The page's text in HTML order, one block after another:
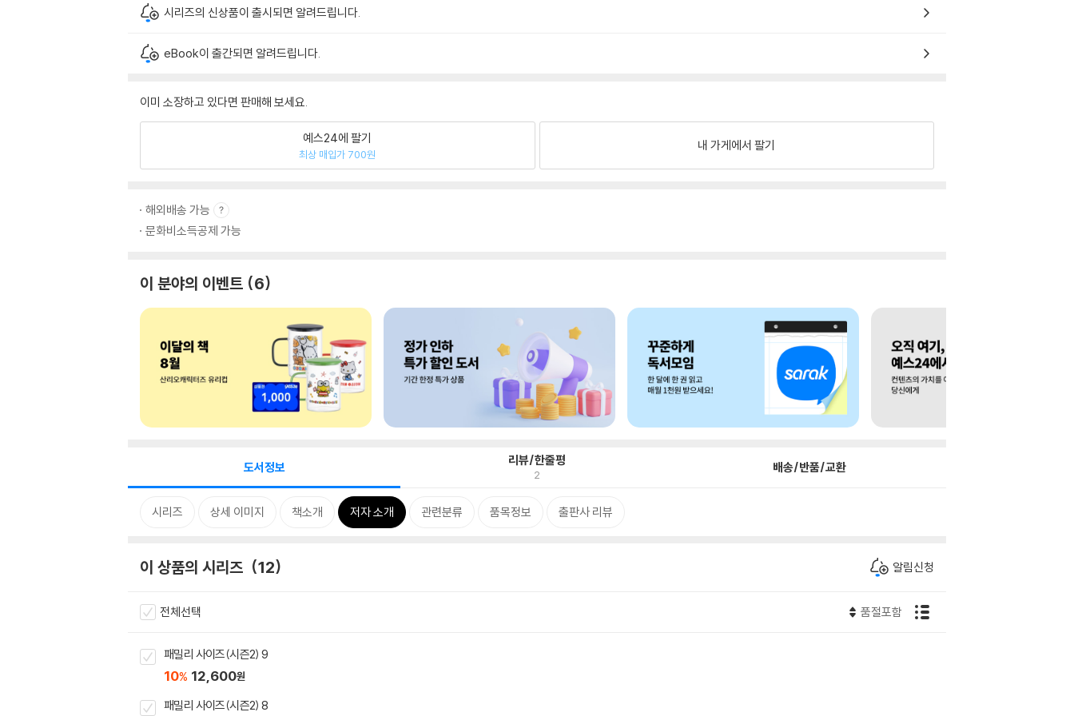
시리즈의 신상품이 출시되면 알려드립니다.
eBook이 출간되면 알려드립니다.
이미 소장하고 있다면 판매해 보세요.
예스24에 팔기
최상 매입가 700원
내 가게에서 팔기
해외배송 가능
문화비소득공제 가능
이 분야의 이벤트 6
도서정보 리뷰/한줄평
2 배송/반품/교환
시리즈 상세 이미지 책소개 저자 소개 관련분류 품목정보 출판사 리뷰
이 상품의 시리즈 12 알림신청
전체선택 품절포함
패밀리 사이즈(시즌2) 9
10% 12,600원
패밀리 사이즈(시즌2) 8